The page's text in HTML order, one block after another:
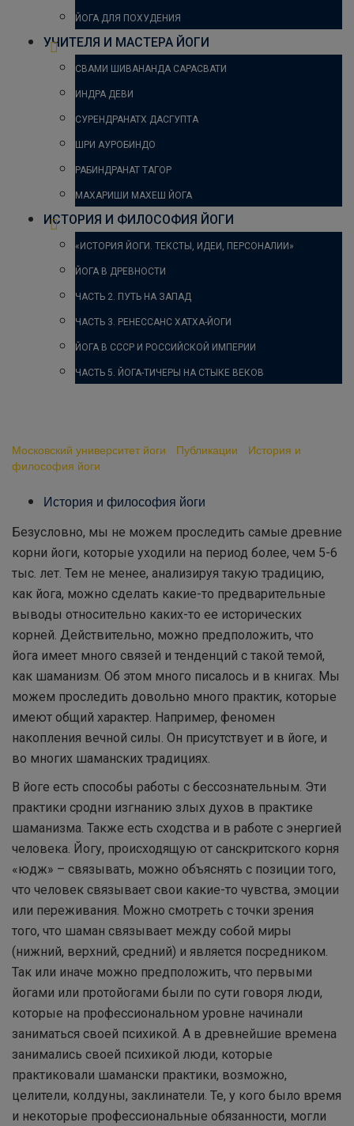
ЙОГА ДЛЯ ПОХУДЕНИЯ
УЧИТЕЛЯ И МАСТЕРА ЙОГИ
СВАМИ ШИВАНАНДА САРАСВАТИ
ИНДРА ДЕВИ
СУРЕНДРАНАТХ ДАСГУПТА
ШРИ АУРОБИНДО
РАБИНДРАНАТ ТАГОР
МАХАРИШИ МАХЕШ ЙОГА
ИСТОРИЯ И ФИЛОСОФИЯ ЙОГИ
«ИСТОРИЯ ЙОГИ. ТЕКСТЫ, ИДЕИ, ПЕРСОНАЛИИ»
ЙОГА В ДРЕВНОСТИ
ЧАСТЬ 2. ПУТЬ НА ЗАПАД
ЧАСТЬ 3. РЕНЕССАНС ХАТХА-ЙОГИ
ЙОГА В СССР И РОССИЙСКОЙ ИМПЕРИИ
ЧАСТЬ 5. ЙОГА-ТИЧЕРЫ НА СТЫКЕ ВЕКОВ
Московский университет йоги Публикации
История и
философия йоги
История и философия йоги
Безусловно, мы не можем проследить самые древние
корни йоги, которые уходили на период более, чем 5-6
тыс. лет. Тем не менее, анализируя такую традицию,
как йога, можно сделать какие-то предварительные
выводы относительно каких-то ее исторических
корней. Действительно, можно предположить, что
йога имеет много связей и тенденций с такой темой,
как шаманизм. Об этом много писалось и в книгах. Мы
можем проследить довольно много практик, которые
имеют общий характер. Например, феномен
накопления вечной силы. Он присутствует и в йоге, и
во многих шаманских традициях.
В йоге есть способы работы с бессознательным. Эти
практики сродни изгнанию злых духов в практике
шаманизма. Также есть сходства и в работе с энергией
человека. Йогу, происходящую от санскритского корня
«юдж» – связывать, можно объяснять с позиции того,
что человек связывает свои какие-то чувства, эмоции
или переживания. Можно смотреть с точки зрения
того, что шаман связывает между собой миры
(нижний, верхний, средний) и является посредником.
Так или иначе можно предположить, что первыми
йогами или протойогами были по сути говоря люди,
которые на профессиональном уровне начинали
заниматься своей психикой. А в древнейшие времена
занимались своей психикой люди, которые
практиковали шамански практики, возможно,
целители, колдуны, заклинатели. Те, у кого было время
и некоторые профессиональные обязанности, могли